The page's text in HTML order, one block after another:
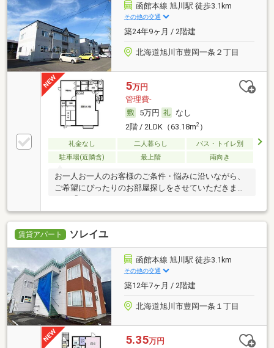
函館本線 旭川駅 徒歩3.1km
その他の交通
築24年9ヶ月 / 2階建
北海道旭川市豊岡一条２丁目
5万円
管理費-
5万円
なし
2階 / 2LDK（63.18m2）
礼金なし 二人暮らし
バス・トイレ別
駐車場(近隣含)
最上階 南向き
お一人お一人のお客様のご条件・悩みに沿いながら、
ご希望にぴったりのお部屋探しをさせていただきま
賃貸アパート ソレイユ
函館本線 旭川駅 徒歩3.1km
その他の交通
築12年7ヶ月 / 2階建
北海道旭川市豊岡一条１丁目
5.35万円